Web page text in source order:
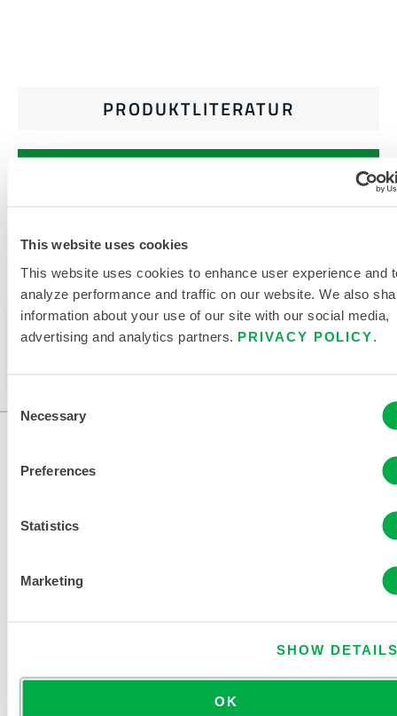
This website uses cookies
This website uses cookies to enhance user experience and
analyze performance and traffic on our website. We also
information about your use of our site with our social media,
advertising and analytics partners. PRIVACY POLICY
Selection
Necessary
Preferences
Statistics
Marketing
SHOW
OK
PRODUKTLITERATUR
Verfügbar in diesen Verkaufsregionen: CHINA, ASIEN.
Dieses Produkt wird normalerweise nicht in Ihrer
Region verkauft. Sie können Ihre Region oben auf